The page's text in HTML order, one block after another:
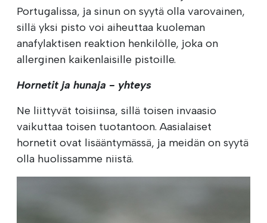
Portugalissa, ja sinun on syytä olla varovainen,
sillä yksi pisto voi aiheuttaa kuoleman
anafylaktisen reaktion henkilölle, joka on
allerginen kaikenlaisille pistoille.
Hornetit ja hunaja - yhteys
Ne liittyvät toisiinsa, sillä toisen invaasio
vaikuttaa toisen tuotantoon. Aasialaiset
hornetit ovat lisääntymässä, ja meidän on syytä
olla huolissamme niistä.